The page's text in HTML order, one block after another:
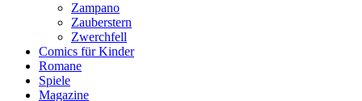
Zampano
Zauberstern
Zwerchfell
Comics für Kinder
Romane
Spiele
Magazine